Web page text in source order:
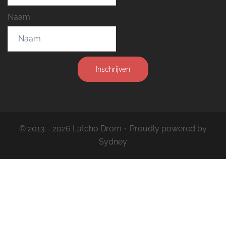
Naam
Inschrijven
© 2013 - 2026 Latcho Drom ~ Proudly powered by
Sydney